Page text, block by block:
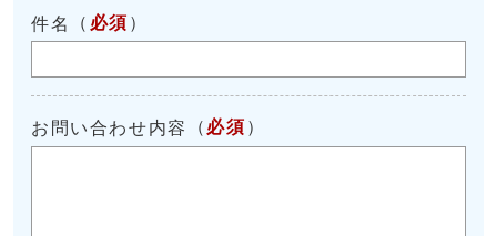
件名 （ 必須 ）
お問い合わせ内容 （ 必須 ）